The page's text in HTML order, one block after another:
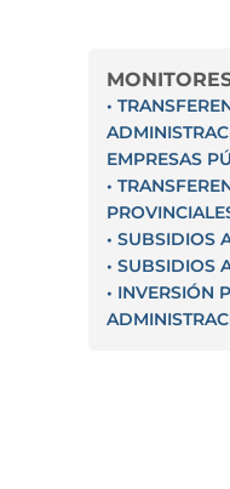
•
EMPRESAS
•
• SUBSIDIOS
• SUBSIDIOS
• INVERSIÓN